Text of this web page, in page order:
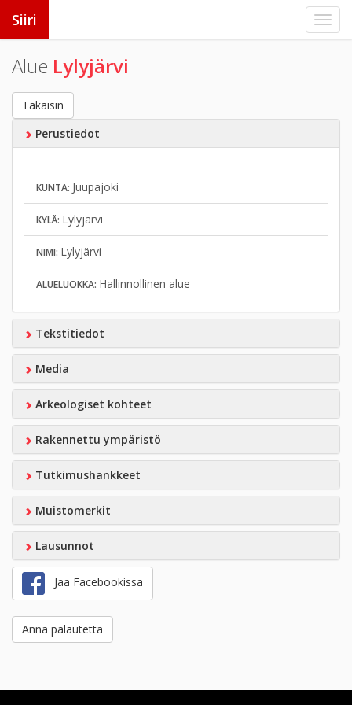
Siiri
Alue Lylyjärvi
Takaisin
Perustiedot
KUNTA: Juupajoki
KYLÄ: Lylyjärvi
NIMI: Lylyjärvi
ALUELUOKKA: Hallinnollinen alue
Tekstitiedot
Media
Arkeologiset kohteet
Rakennettu ympäristö
Tutkimushankkeet
Muistomerkit
Lausunnot
Jaa Facebookissa
Anna palautetta